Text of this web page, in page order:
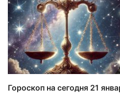
Гороскоп на сегодня 21